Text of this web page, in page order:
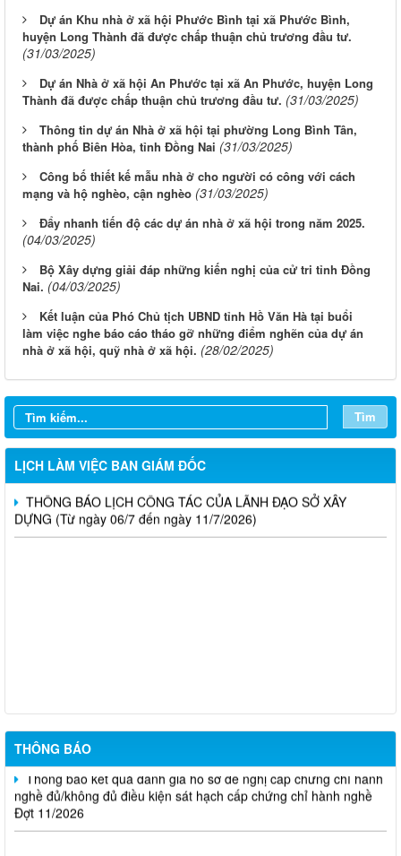
Dự án Khu nhà ở xã hội Phước Bình tại xã Phước Bình,
huyện Long Thành đã được chấp thuận chủ trương đầu tư.
(31/03/2025)
Dự án Nhà ở xã hội An Phước tại xã An Phước, huyện Long
Thành đã được chấp thuận chủ trương đầu tư. (31/03/2025)
Thông tin dự án Nhà ở xã hội tại phường Long Bình Tân,
thành phố Biên Hòa, tỉnh Đồng Nai (31/03/2025)
Công bố thiết kế mẫu nhà ở cho người có công với cách
mạng và hộ nghèo, cận nghèo (31/03/2025)
Đẩy nhanh tiến độ các dự án nhà ở xã hội trong năm 2025.
(04/03/2025)
Bộ Xây dựng giải đáp những kiến nghị của cử tri tỉnh Đồng
Nai. (04/03/2025)
Kết luận của Phó Chủ tịch UBND tỉnh Hồ Văn Hà tại buổi
làm việc nghe báo cáo tháo gỡ những điểm nghẽn của dự án
nhà ở xã hội, quỹ nhà ở xã hội. (28/02/2025)
Tìm
LỊCH LÀM VIỆC BAN GIÁM ĐỐC
LỊCH CÔNG TÁC CỦA LÃNH ĐẠO SỞ XÂY DỰNG (Từ ngày
03/8 đến ngày 08/8/2026)
DỰNG (Từ ngày 27/7 đến ngày 31/7/2026)
THÔNG BÁO LỊCH CÔNG TÁC CỦA LÃNH ĐẠO SỞ XÂY
DỰNG (Từ ngày 20/7 đến ngày 25/7/2026)
THÔNG BÁO LỊCH CÔNG TÁC CỦA LÃNH ĐẠO SỞ XÂY
DỰNG (Từ ngày 06/7 đến ngày 11/7/2026)
THÔNG BÁO
nghề đủ/không đủ điều kiện sát hạch cấp chứng chỉ hành nghề
Đợt 10/2026
Thông báo kết quả đánh giá hồ sơ đề nghị cấp chứng chỉ hành
nghề đủ/không đủ điều kiện sát hạch cấp chứng chỉ hành nghề
Đợt 11/2026